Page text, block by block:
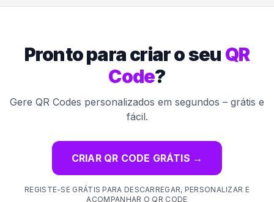
Pronto para criar o seu QR
Code?
Gere QR Codes personalizados em segundos – grátis e
fácil.
CRIAR QR CODE GRÁTIS →
REGISTE-SE GRÁTIS PARA DESCARREGAR, PERSONALIZAR E
ACOMPANHAR O QR CODE